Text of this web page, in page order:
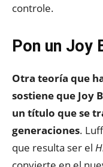
controle.
Pon un Joy
Otra teoría que
sostiene que Joy
un título que se
generaciones.
que resulta ser el